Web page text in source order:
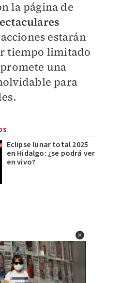
la página de
estarán
tiempo limitado
una
para
Eclipse lunar total 2025
en Hidalgo: ¿se podrá ver
en vivo?